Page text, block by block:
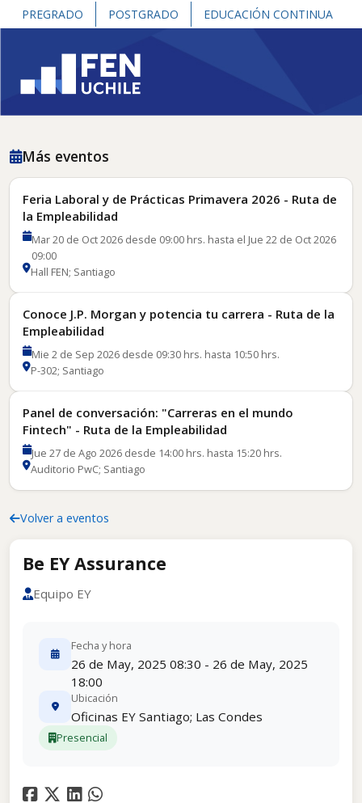
PREGRADO POSTGRADO EDUCACIÓN CONTINUA
Volver a eventos
Be EY Assurance
Equipo EY
Fecha y hora
26 de May, 2025 08:30 - 26 de May, 2025
18:00
Ubicación
Oficinas EY Santiago; Las Condes
Presencial
Más eventos
Feria Laboral y de Prácticas Primavera 2026 - Ruta de
la Empleabilidad
Mar 20 de Oct 2026 desde 09:00 hrs. hasta el Jue 22 de Oct 2026
09:00
Hall FEN; Santiago
Conoce J.P. Morgan y potencia tu carrera - Ruta de la
Empleabilidad
Mie 2 de Sep 2026 desde 09:30 hrs. hasta 10:50 hrs.
P-302; Santiago
Panel de conversación: "Carreras en el mundo
Fintech" - Ruta de la Empleabilidad
Jue 27 de Ago 2026 desde 14:00 hrs. hasta 15:20 hrs.
Auditorio PwC; Santiago